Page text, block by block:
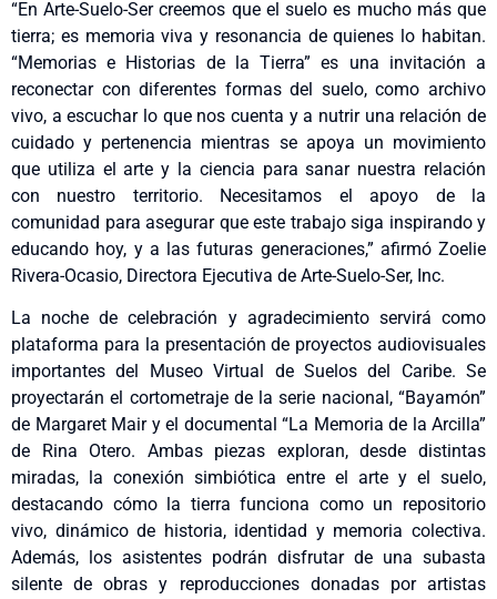
“En Arte-Suelo-Ser creemos que el suelo es mucho más que
tierra; es memoria viva y resonancia de quienes lo habitan.
“Memorias e Historias de la Tierra” es una invitación a
reconectar con diferentes formas del suelo, como archivo
vivo, a escuchar lo que nos cuenta y a nutrir una relación de
cuidado y pertenencia mientras se apoya un movimiento
que utiliza el arte y la ciencia para sanar nuestra relación
con nuestro territorio. Necesitamos el apoyo de la
comunidad para asegurar que este trabajo siga inspirando y
educando hoy, y a las futuras generaciones,” afirmó Zoelie
Rivera-Ocasio, Directora Ejecutiva de Arte-Suelo-Ser, Inc.
La noche de celebración y agradecimiento servirá como
plataforma para la presentación de proyectos audiovisuales
importantes del Museo Virtual de Suelos del Caribe. Se
proyectarán el cortometraje de la serie nacional, “Bayamón”
de Margaret Mair y el documental “La Memoria de la Arcilla”
de Rina Otero. Ambas piezas exploran, desde distintas
miradas, la conexión simbiótica entre el arte y el suelo,
destacando cómo la tierra funciona como un repositorio
vivo, dinámico de historia, identidad y memoria colectiva.
Además, los asistentes podrán disfrutar de una subasta
silente de obras y reproducciones donadas por artistas